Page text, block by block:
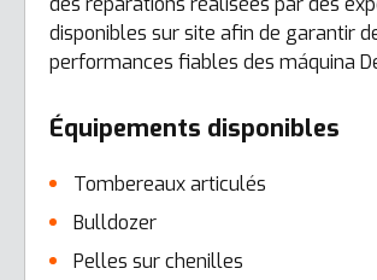
disponibles sur site afin de garantir
performances fiables des máquina
Équipements disponibles
Tombereaux articulés
Bulldozer
Pelles sur chenilles